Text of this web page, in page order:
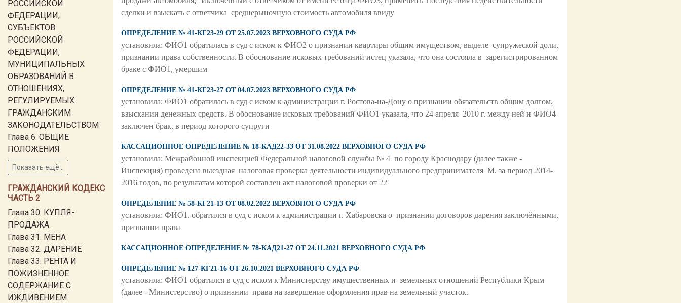
РОССИЙСКОЙ
ФЕДЕРАЦИИ,
СУБЪЕКТОВ
РОССИЙСКОЙ
ФЕДЕРАЦИИ,
МУНИЦИПАЛЬНЫХ
ОБРАЗОВАНИЙ В
ОТНОШЕНИЯХ,
РЕГУЛИРУЕМЫХ
ГРАЖДАНСКИМ
ЗАКОНОДАТЕЛЬСТВОМ
Глава 6. ОБЩИЕ
ПОЛОЖЕНИЯ
Показать ещё...
ГРАЖДАНСКИЙ КОДЕКС
ЧАСТЬ 2
Глава 30. КУПЛЯ-
ПРОДАЖА
Глава 31. МЕНА
Глава 32. ДАРЕНИЕ
Глава 33. РЕНТА И
ПОЖИЗНЕННОЕ
СОДЕРЖАНИЕ С
ИЖДИВЕНИЕМ
сделки и взыскать с ответчика среднерыночную стоимость автомобиля ввиду
ОПРЕДЕЛЕНИЕ № 41-КГ23-29 ОТ 25.07.2023 ВЕРХОВНОГО СУДА РФ
установила: ФИО1 обратилась в суд с иском к ФИО2 о признании квартиры общим имуществом, выделе супружеской доли,
признании права собственности. В обоснование исковых требований истец указала, что она состояла в зарегистрированном
браке с ФИО1, умершим
ОПРЕДЕЛЕНИЕ № 41-КГ23-27 ОТ 04.07.2023 ВЕРХОВНОГО СУДА РФ
установила: ФИО1 обратилась в суд с иском к администрации г. Ростова-на-Дону о признании обязательств общим долгом,
взыскании денежных средств. В обоснование исковых требований ФИО1 указала, что 24 апреля 2010 г. между ней и ФИО4
заключен брак, в период которого супруги
КАССАЦИОННОЕ ОПРЕДЕЛЕНИЕ № 18-КАД22-33 ОТ 31.08.2022 ВЕРХОВНОГО СУДА РФ
установила: Межрайонной инспекцией Федеральной налоговой службы № 4 по городу Краснодару (далее также -
Инспекция) проведена выездная налоговая проверка деятельности индивидуального предпринимателя М. за период 2014-
2016 годов, по результатам которой составлен акт налоговой проверки от 22
ОПРЕДЕЛЕНИЕ № 58-КГ21-13 ОТ 08.02.2022 ВЕРХОВНОГО СУДА РФ
установила: ФИО1. обратился в суд с иском к администрации г. Хабаровска о признании договоров дарения заключёнными,
признании права
КАССАЦИОННОЕ ОПРЕДЕЛЕНИЕ № 78-КАД21-27 ОТ 24.11.2021 ВЕРХОВНОГО СУДА РФ
ОПРЕДЕЛЕНИЕ № 127-КГ21-16 ОТ 26.10.2021 ВЕРХОВНОГО СУДА РФ
установила: ФИО1 обратился в суд с иском к Министерству имущественных и земельных отношений Республики Крым
(далее - Министерство) о признании права на завершение оформления прав на земельный участок.